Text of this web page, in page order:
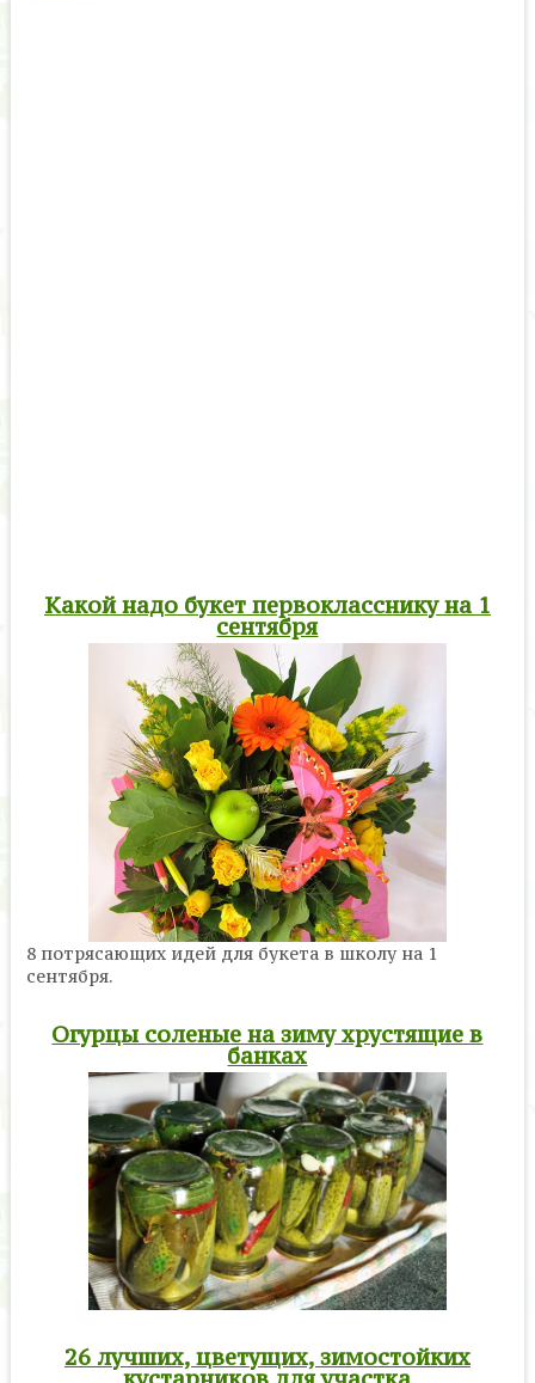
Какой надо букет первокласснику на 1
сентября
8 потрясающих идей для букета в школу на 1
сентября.
Огурцы соленые на зиму хрустящие в
банках
26 лучших, цветущих, зимостойких